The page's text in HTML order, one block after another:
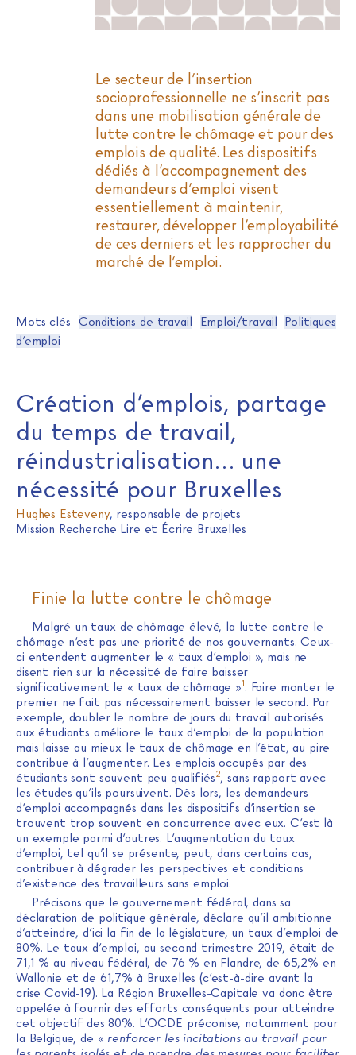
Le secteur de l’insertion
socioprofessionnelle ne s’inscrit pas
dans une mobilisation générale de
lutte contre le chômage et pour des
emplois de qualité. Les dispositifs
dédiés à l’accompagnement des
demandeurs d’emploi visent
essentiellement à maintenir,
restaurer, développer l’employabilité
de ces derniers et les rapprocher du
marché de l’emploi.
Mots clés Conditions de travail Emploi/travail
Politiques
d’emploi
Création d’emplois, partage
du temps de travail,
réindustrialisation… une
nécessité pour Bruxelles
Hughes Esteveny, responsable de projets
Mission Recherche Lire et Écrire Bruxelles
Finie la lutte contre le chômage
Malgré un taux de chômage élevé, la lutte contre le
chômage n’est pas une priorité de nos gouvernants. Ceux-
ci entendent augmenter le « taux d’emploi », mais ne
disent rien sur la nécessité de faire baisser
significativement le « taux de chômage »1. Faire monter le
premier ne fait pas nécessairement baisser le second. Par
exemple, doubler le nombre de jours du travail autorisés
aux étudiants améliore le taux d’emploi de la population
mais laisse au mieux le taux de chômage en l’état, au pire
contribue à l’augmenter. Les emplois occupés par des
étudiants sont souvent peu qualifiés2, sans rapport avec
les études qu’ils poursuivent. Dès lors, les demandeurs
d’emploi accompagnés dans les dispositifs d’insertion se
trouvent trop souvent en concurrence avec eux. C’est là
un exemple parmi d’autres. L’augmentation du taux
d’emploi, tel qu’il se présente, peut, dans certains cas,
contribuer à dégrader les perspectives et conditions
d’existence des travailleurs sans emploi.
Précisons que le gouvernement fédéral, dans sa
déclaration de politique générale, déclare qu’il ambitionne
d’atteindre, d’ici la fin de la législature, un taux d’emploi de
80%. Le taux d’emploi, au second trimestre 2019, était de
71,1 % au niveau fédéral, de 76 % en Flandre, de 65,2% en
Wallonie et de 61,7% à Bruxelles (c’est-à-dire avant la
crise Covid-19). La Région Bruxelles-Capitale va donc être
appelée à fournir des efforts conséquents pour atteindre
cet objectif des 80%. L’OCDE préconise, notamment pour
la Belgique, de « renforcer les incitations au travail pour